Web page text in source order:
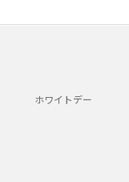
ホワイトデー